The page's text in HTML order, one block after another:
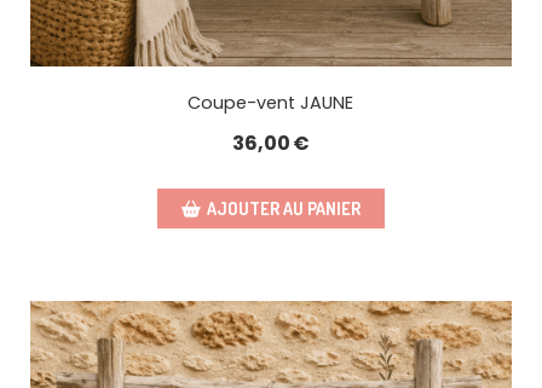
Coupe-vent JAUNE
36,00€
AJOUTER AU PANIER